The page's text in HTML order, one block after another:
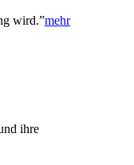
wird.”mehr
ihre